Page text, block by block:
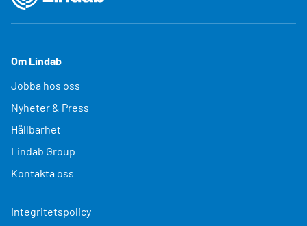
Om Lindab
Jobba hos oss
Nyheter & Press
Hållbarhet
Lindab Group
Kontakta oss
Integritetspolicy